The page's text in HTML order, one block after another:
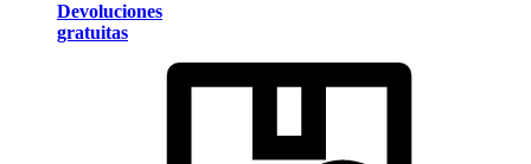
Devoluciones
gratuitas